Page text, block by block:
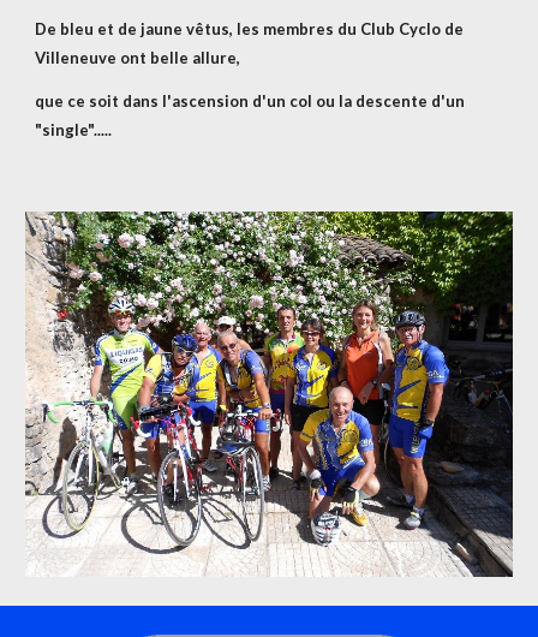
De bleu et de jaune vêtus, les membres du Club Cyclo de
Villeneuve ont belle allure,
que ce soit dans l'ascension d'un col ou la descente d'un
"single".....